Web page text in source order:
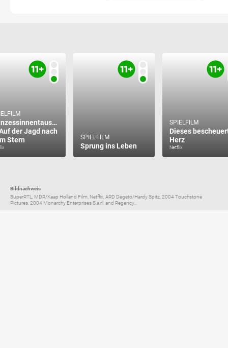
der Jagd nach
Stern
SPIELFILM
Sprung ins Leben
SPIELFILM
Dieses
Herz
Netflix
Bildnachweis
SuperRTL, MDR/Kaap Holland Film, Netflix, ARD Degeto/Hardy Spitz, 2004 Touchstone
Pictures, 2004 Monarchy Enterprises S.a.r.l. and Regency...